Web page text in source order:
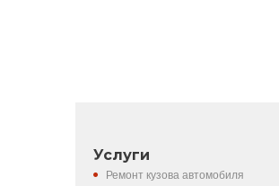
Услуги
Ремонт кузова автомобиля